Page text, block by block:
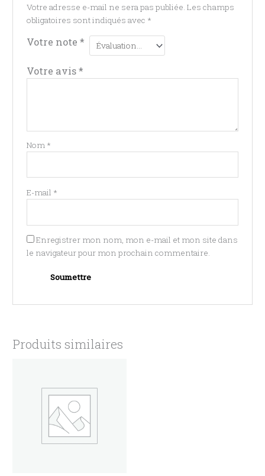
Votre adresse e-mail ne sera pas publiée. Les champs
obligatoires sont indiqués avec *
Votre note *
Votre avis*
Nom *
E-mail *
Enregistrer mon nom, mon e-mail et mon site dans
le navigateur pour mon prochain commentaire.
Produits similaires